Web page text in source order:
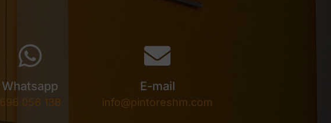
Whatsapp
696 056 138
E-mail
info@pintoreshm.com